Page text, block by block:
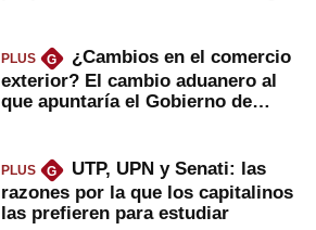
PLUS G
¿Cambios en el comercio
exterior? El cambio aduanero al
que apuntaría el Gobierno de
PLUS G
UTP, UPN y Senati: las
razones por la que los capitalinos
las prefieren para estudiar